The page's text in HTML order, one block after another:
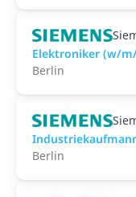
Elektroniker (w/
Berlin
Berlin